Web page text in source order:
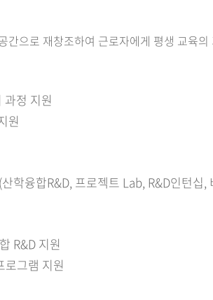
으로 재창조하여 근로자에게 평생 교육
정 지원
원
학융합R&D, 프로젝트 Lab, R&D인턴
R&D 지원
그램 지원